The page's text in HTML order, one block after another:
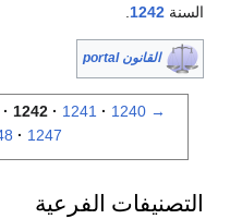
السنة 1242
القانون portal
→
1240
1241
1242
1247
التصنيفات الفرعية